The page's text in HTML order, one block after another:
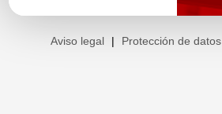
Aviso legal | Protección de datos